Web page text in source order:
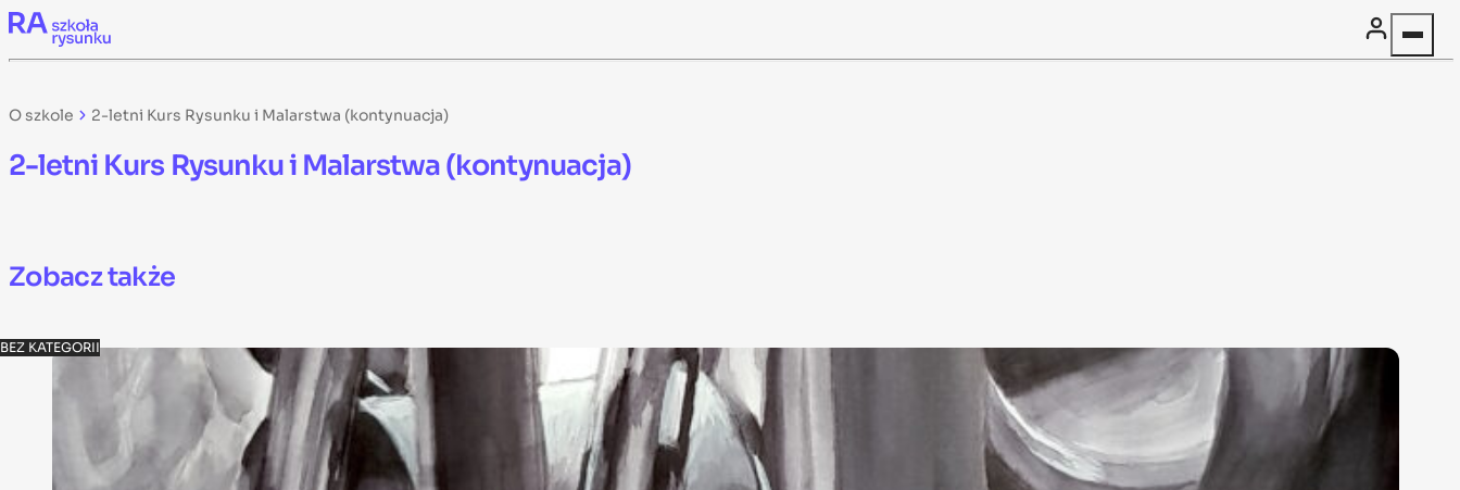
Skip to content
O szkole 2-letni Kurs Rysunku i Malarstwa (kontynuacja)
2-letni Kurs Rysunku i Malarstwa (kontynuacja)
Zobacz także
BEZ KATEGORII